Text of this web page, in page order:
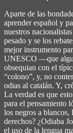
Aparte de las
aprender español y
nuestros
pesado y se los
mejor instrumento
UNESCO ―que
obsequian con el
“colono”, y, no
odias al catalán. Y,
La verdad es que
para el pensamiento
los negros a
derechos? ¿Odiaba
el uso de la lengua